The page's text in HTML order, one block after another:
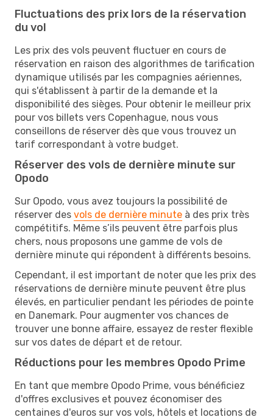
Fluctuations des prix lors de la réservation
du vol
Les prix des vols peuvent fluctuer en cours de
réservation en raison des algorithmes de tarification
dynamique utilisés par les compagnies aériennes,
qui s'établissent à partir de la demande et la
disponibilité des sièges. Pour obtenir le meilleur prix
pour vos billets vers Copenhague, nous vous
conseillons de réserver dès que vous trouvez un
tarif correspondant à votre budget.
Réserver des vols de dernière minute sur
Opodo
Sur Opodo, vous avez toujours la possibilité de
réserver des vols de dernière minute à des prix très
compétitifs. Même s’ils peuvent être parfois plus
chers, nous proposons une gamme de vols de
dernière minute qui répondent à différents besoins.
Cependant, il est important de noter que les prix des
réservations de dernière minute peuvent être plus
élevés, en particulier pendant les périodes de pointe
en Danemark. Pour augmenter vos chances de
trouver une bonne affaire, essayez de rester flexible
sur vos dates de départ et de retour.
Réductions pour les membres Opodo Prime
En tant que membre Opodo Prime, vous bénéficiez
d'offres exclusives et pouvez économiser des
centaines d'euros sur vos vols, hôtels et locations de